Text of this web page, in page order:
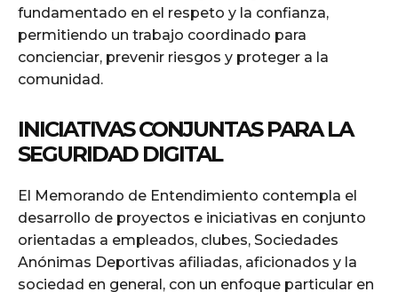
fundamentado en el respeto y la confianza,
permitiendo un trabajo coordinado para
concienciar, prevenir riesgos y proteger a la
comunidad.
INICIATIVAS CONJUNTAS PARA LA
SEGURIDAD DIGITAL
El Memorando de Entendimiento contempla el
desarrollo de proyectos e iniciativas en conjunto
orientadas a empleados, clubes, Sociedades
Anónimas Deportivas afiliadas, aficionados y la
sociedad en general, con un enfoque particular en